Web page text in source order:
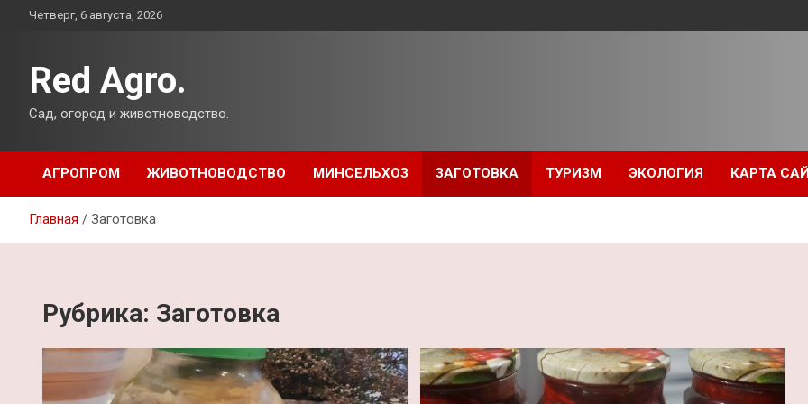
ПерейтиЧетверг, 6 августа, 2026
Red Agro.
Сад, огород и животноводство.
АГРОПРОМ ЖИВОТНОВОДСТВО МИНСЕЛЬХОЗ ЗАГОТОВКА ТУРИЗМ ЭКОЛОГИЯ КАРТА
Главная Заготовка
Рубрика: Заготовка